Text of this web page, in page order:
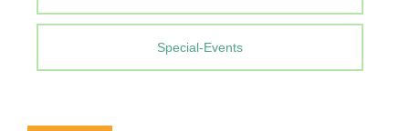
Special-Events